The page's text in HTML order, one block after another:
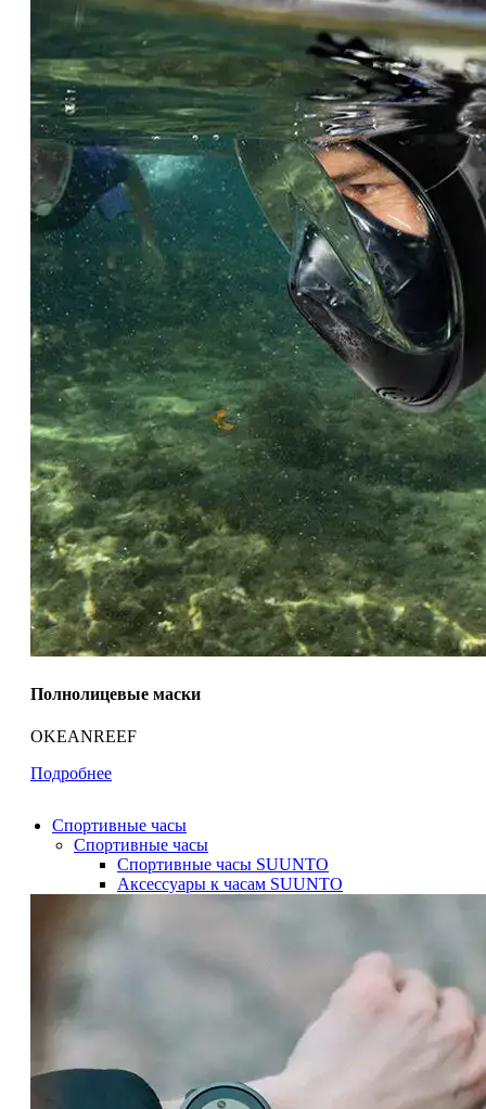
Полнолицевые маски
OKEANREEF
Подробнее
Спортивные часы
Спортивные часы
Спортивные часы SUUNTO
Аксессуары к часам SUUNTO